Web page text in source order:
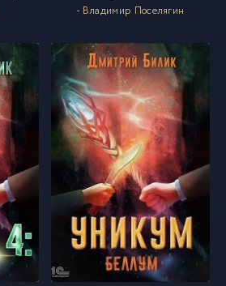
- Владимир Поселягин